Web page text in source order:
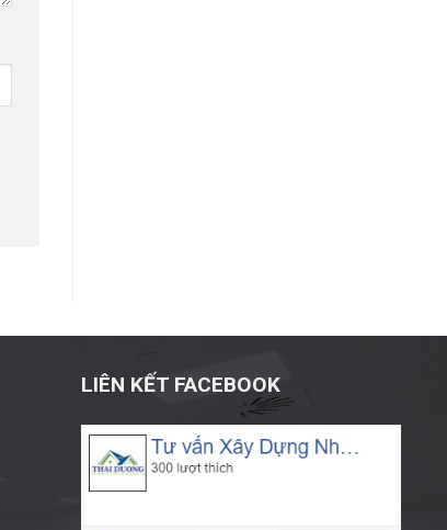
LIÊN KẾT FACEBOOK